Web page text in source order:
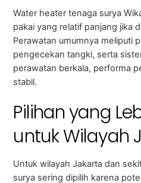
Water heater tenaga surya
pakai yang relatif panjang jika
Perawatan umumnya meliputi
pengecekan tangki, serta
perawatan berkala, performa
stabil.
Pilihan yang
untuk Wilayah
Untuk wilayah Jakarta dan
surya sering dipilih karena